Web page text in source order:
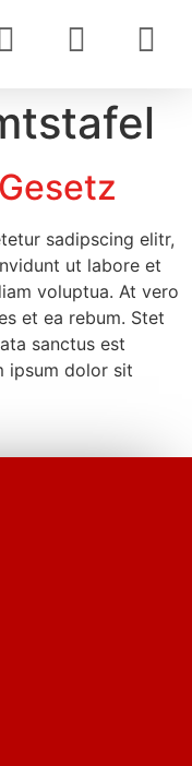
sadipscing elitr,
ut labore et
voluptua. At vero
et ea rebum. Stet
sanctus est
ipsum dolor sit